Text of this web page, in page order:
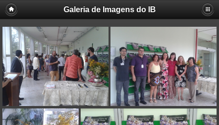
Galeria de Imagens do IB